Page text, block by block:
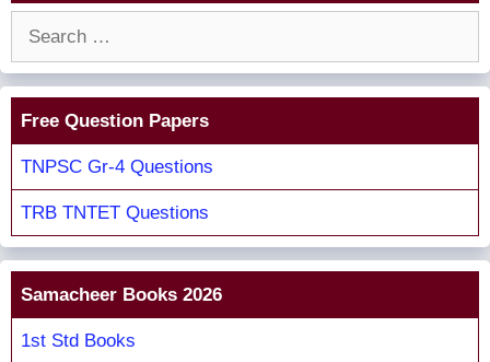
Free Question Papers
TNPSC Gr-4 Questions
TRB TNTET Questions
Samacheer Books 2026
1st Std Books